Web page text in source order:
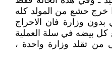
خرج حشع من المولد كله
بدون وزارة فان الاحراج
بيضه في سلة العملية
من تقلد وزارة واحدة ،